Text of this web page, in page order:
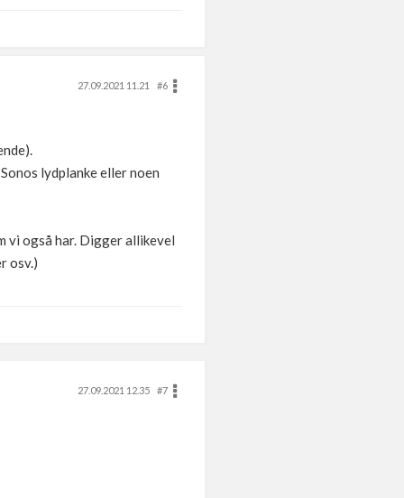
27.09.2021 11.21
#6
lydplanke eller noen
vi også har. Digger allikevel
osv.)
27.09.2021 12.35
#7